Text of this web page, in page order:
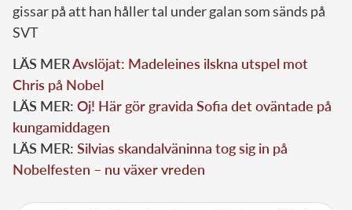
gissar på att han håller tal under galan som sänds på
SVT
LÄS MERAvslöjat: Madeleines ilskna utspel mot
Chris på Nobel
LÄS MER: Oj! Här gör gravida Sofia det oväntade på
kungamiddagen
LÄS MER: Silvias skandalväninna tog sig in på
Nobelfesten – nu växer vreden